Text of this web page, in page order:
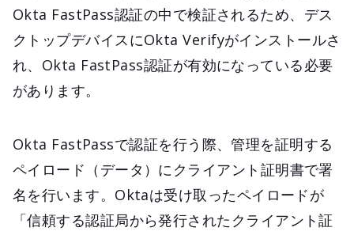
Okta FastPass認証の中で検証されるため、デス
クトップデバイスにOkta Verifyがインストールさ
れ、Okta FastPass認証が有効になっている必要
があります。
Okta FastPassで認証を行う際、管理を証明する
ペイロード（データ）にクライアント証明書で署
名を行います。Oktaは受け取ったペイロードが
「信頼する認証局から発行されたクライアント証